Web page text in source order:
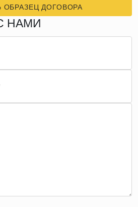
ОБРАЗЕЦ ДОГОВОРА
НАМИ